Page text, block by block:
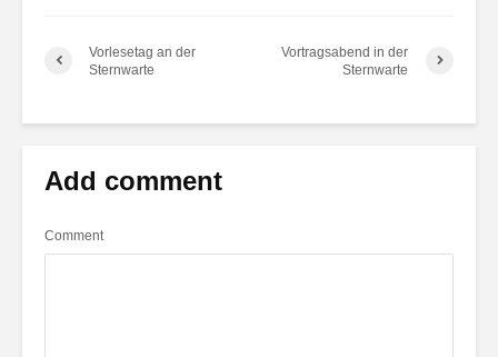
Vorlesetag an der
Sternwarte
Vortragsabend in der
Sternwarte
Add comment
Comment